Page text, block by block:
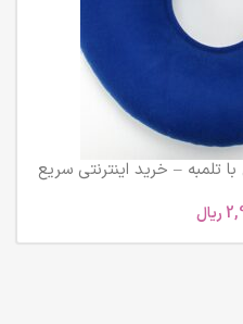
تلمبه – خرید اینترنتی سریع
ریال